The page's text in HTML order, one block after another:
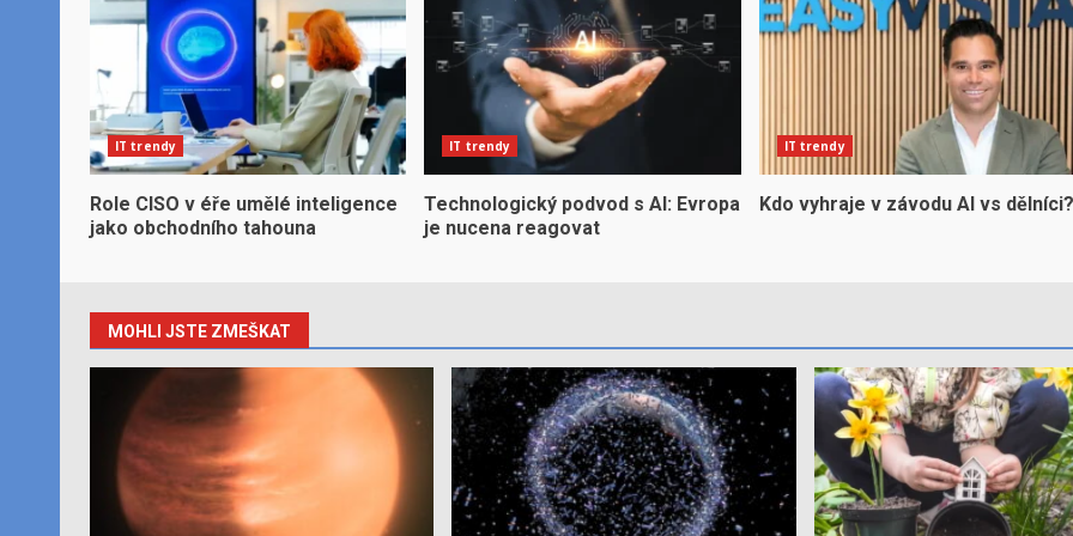
IT trendy
Role CISO v éře umělé inteligence
jako obchodního tahouna
IT trendy
Technologický podvod s AI: Evropa
je nucena reagovat
IT trendy
Kdo vyhraje v závodu AI vs dělníci?
MOHLI JSTE ZMEŠKAT